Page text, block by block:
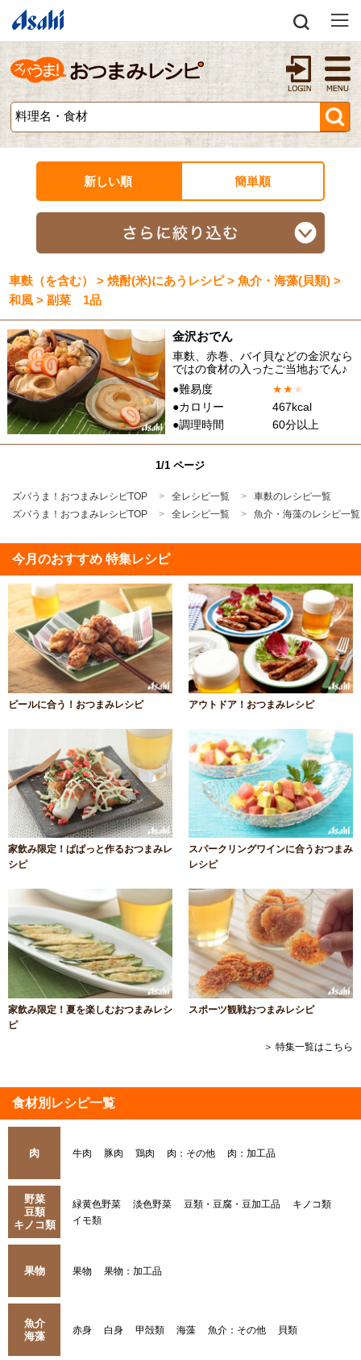
新しい順 簡単順
車麩（を含む） > 焼酎(米)にあうレシピ > 魚介・海藻(貝類) >
和風 > 副菜 1品
金沢おでん
車麩、赤巻、バイ貝などの金沢なら
ではの食材の入ったご当地おでん♪
●難易度
★★★
●カロリー
467kcal
●調理時間
60分以上
1/1 ページ
ズバうま！おつまみレシピTOP 全レシピ一覧
車麩のレシピ一覧
ズバうま！おつまみレシピTOP
全レシピ一覧 魚介・海藻のレシピ一覧
今月のおすすめ 特集レシピ
ビールに合う！おつまみレシピ アウトドア！おつまみレシピ
家飲み限定！ぱぱっと作るおつまみレ
シピ
スパークリングワインに合うおつまみ
レシピ
家飲み限定！夏を楽しむおつまみレシ
ピ
スポーツ観戦おつまみレシピ
＞ 特集一覧はこちら
食材別レシピ一覧
肉 牛肉 豚肉 鶏肉 肉：その他 肉：加工品
野菜
豆類
キノコ類
緑黄色野菜 淡色野菜 豆類・豆腐・豆加工品
キノコ類
イモ類
果物 果物 果物：加工品
魚介
海藻
赤身 白身 甲殻類 海藻 魚介：その他 貝類